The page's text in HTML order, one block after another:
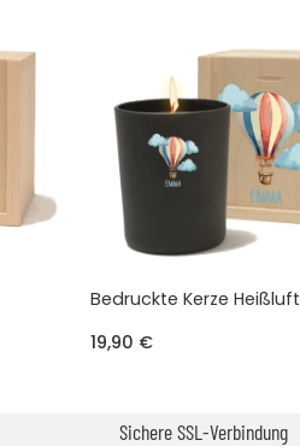
Bedruckte Kerze
19,90 €
Sichere SSL-Verbindung